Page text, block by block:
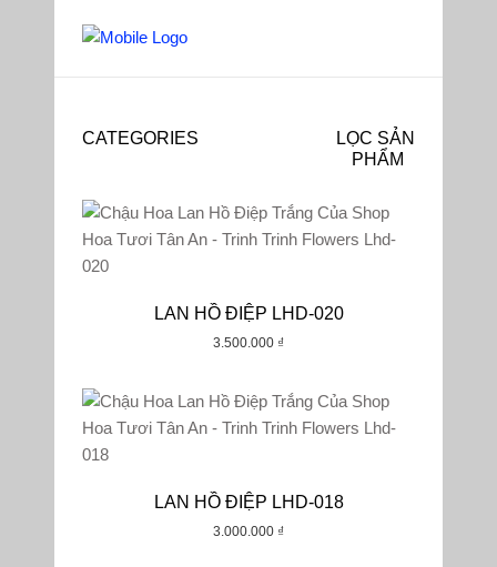
CATEGORIES
LỌC SẢN
PHẨM
Phổ Biến
Giá: Thấp Đến Cao
Giá: Cao Đến Thấp
LAN HỒ ĐIỆP LHD-020
3.500.000 ₫
LAN HỒ ĐIỆP LHD-018
3.000.000 ₫